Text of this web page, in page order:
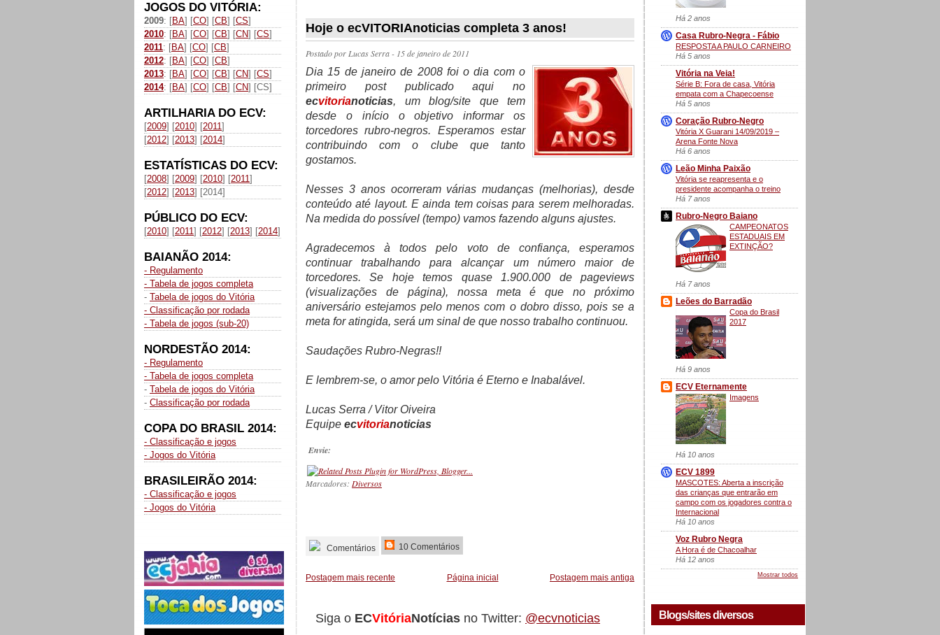
JOGOS DO VITÓRIA:
2009: [BA] [CO] [CB] [CS]
2010: [BA] [CO] [CB] [CN] [CS]
2011: [BA] [CO] [CB]
2012: [BA] [CO] [CB]
2013: [BA] [CO] [CB] [CN] [CS]
2014: [BA] [CO] [CB] [CN] [CS]
ARTILHARIA DO ECV:
[2009] [2010] [2011]
[2012] [2013] [2014]
ESTATÍSTICAS DO ECV:
[2008] [2009] [2010] [2011]
[2012] [2013] [2014]
PÚBLICO DO ECV:
[2010] [2011] [2012] [2013] [2014]
BAIANÃO 2014:
- Regulamento
- Tabela de jogos completa
- Tabela de jogos do Vitória
- Classificação por rodada
- Tabela de jogos (sub-20)
NORDESTÃO 2014:
- Regulamento
- Tabela de jogos completa
- Tabela de jogos do Vitória
- Classificação por rodada
COPA DO BRASIL 2014:
- Classificação e jogos
- Jogos do Vitória
BRASILEIRÃO 2014:
- Classificação e jogos
- Jogos do Vitória
Hoje o ecVITORIAnoticias completa 3 anos!
Postado porLucas Serra- 15 de janeiro de 2011
Dia 15 de janeiro de 2008 foi o dia com o
primeiro post publicado aqui no
ecvitorianoticias, um blog/site que tem
desde o início o objetivo informar os
torcedores rubro-negros. Esperamos estar
contribuindo com o clube que tanto
gostamos.
Nesses 3 anos ocorreram várias mudanças (melhorias), desde
conteúdo até layout. E ainda tem coisas para serem melhoradas.
Na medida do possível (tempo) vamos fazendo alguns ajustes.
Agradecemos à todos pelo voto de confiança, esperamos
continuar trabalhando para alcançar um número maior de
torcedores. Se hoje temos quase 1.900.000 de pageviews
(visualizações de página), nossa meta é que no próximo
aniversário estejamos pelo menos com o dobro disso, pois se a
meta for atingida, será um sinal de que nosso trabalho continuou.
Saudações Rubro-Negras!!
E lembrem-se, o amor pelo Vitória é Eterno e Inabalável.
Lucas Serra / Vitor Oiveira
Equipe ecvitorianoticias
Envie:
Marcadores: Diversos
Comentários 10 Comentários
Postagem mais recente Postagem mais antiga
Página inicial
Siga o ECVitóriaNotícias no Twitter: @ecvnoticias
Há 2 anos
Casa Rubro-Negra - Fábio
RESPOSTA A PAULO CARNEIRO
Há 5 anos
Vitória na Veia!
Série B: Fora de casa, Vitória
empata com a Chapecoense
Há 5 anos
Coração Rubro-Negro
Vitória X Guarani 14/09/2019 –
Arena Fonte Nova
Há 6 anos
Leão Minha Paixão
Vitória se reapresenta e o
presidente acompanha o treino
Há 7 anos
Rubro-Negro Baiano
CAMPEONATOS
ESTADUAIS EM
EXTINÇÃO?
Há 7 anos
Leões do Barradão
Copa do Brasil
2017
Há 9 anos
ECV Eternamente
Imagens
Há 10 anos
ECV 1899
MASCOTES: Aberta a inscrição
das crianças que entrarão em
campo com os jogadores contra o
Internacional
Há 10 anos
Voz Rubro Negra
A Hora é de Chacoalhar
Há 12 anos
Mostrar todos
Blogs/sites diversos